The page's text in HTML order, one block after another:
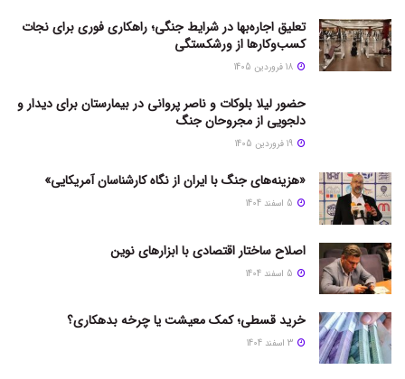
تعلیق اجاره‌بها در شرایط جنگی؛ راهکاری فوری برای نجات
کسب‌وکارها از ورشکستگی
حضور لیلا بلوکات و ناصر پروانی در بیمارستان برای دیدار و
دلجویی از مجروحان جنگ
«هزینه‌های جنگ با ایران از نگاه کارشناسان آمریکایی»
اصلاح ساختار اقتصادی با ابزارهای نوین
خرید قسطی؛ کمک معیشت یا چرخه بدهکاری؟